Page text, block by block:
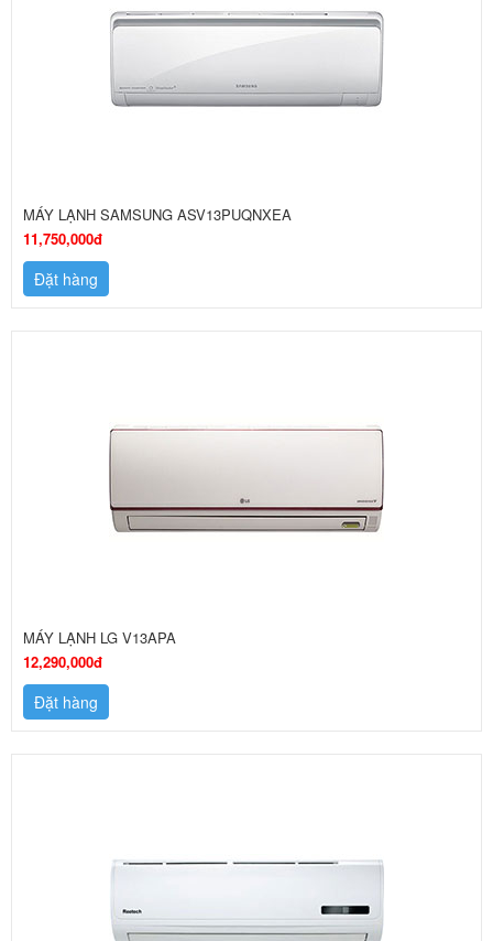
MÁY LẠNH SAMSUNG ASV13PUQNXEA
11,750,000đ
Đặt hàng
MÁY LẠNH LG V13APA
12,290,000đ
Đặt hàng